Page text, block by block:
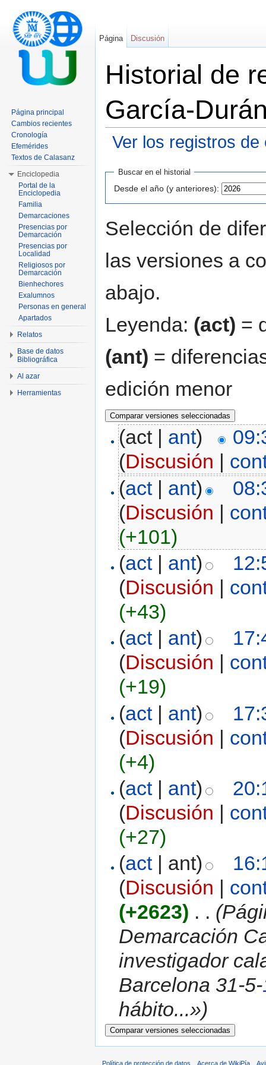
Historial de
García-
Ver los registros de
Buscar en el historial
Desde el año (y anteriores):
Selección de
las versiones a
abajo.
Leyenda: (act) =
(ant) =
edición menor
(act | ant)
(Discusión |
(act| ant)
(Discusión |
(+101)
(act| ant)
(Discusión |
(+43)
(act| ant)
(Discusión |
(+19)
(act| ant)
(Discusión |
(+4)
(act| ant)
(Discusión |
(+27)
(act| ant)
(Discusión
(+2623) . .
Demarcación
investigador
Barcelona 31-5-
hábito...»)
Página Discusión
Página principal
Cambios recientes
Cronología
Efemérides
Textos de Calasanz
Enciclopedia
Portal de la
Enciclopedia
Familia
Demarcaciones
Presencias por
Demarcación
Presencias por
Localidad
Religiosos por
Demarcación
Bienhechores
Exalumnos
Personas en general
Apartados
Relatos
Base de datos
Bibliográfica
Al azar
Herramientas
Política de protección de datos Acerca de WikiPía